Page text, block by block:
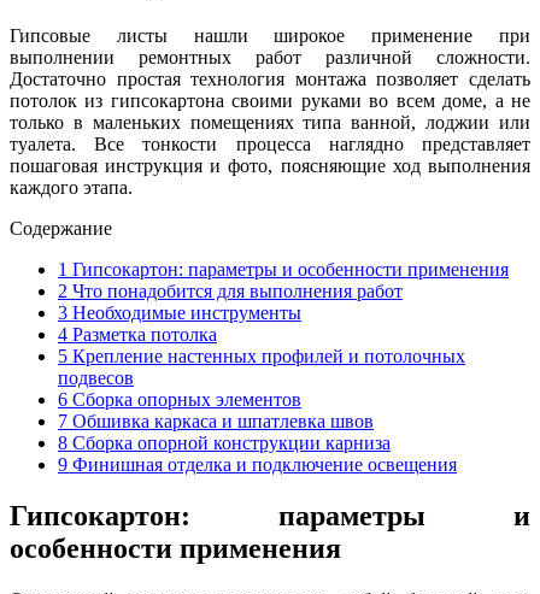
Гипсовые листы нашли широкое применение при
выполнении ремонтных работ различной сложности.
Достаточно простая технология монтажа позволяет сделать
потолок из гипсокартона своими руками во всем доме, а не
только в маленьких помещениях типа ванной, лоджии или
туалета. Все тонкости процесса наглядно представляет
пошаговая инструкция и фото, поясняющие ход выполнения
каждого этапа.
Содержание
1 Гипсокартон: параметры и особенности применения
2 Что понадобится для выполнения работ
3 Необходимые инструменты
4 Разметка потолка
5 Крепление настенных профилей и потолочных
подвесов
6 Сборка опорных элементов
7 Обшивка каркаса и шпатлевка швов
8 Сборка опорной конструкции карниза
9 Финишная отделка и подключение освещения
Гипсокартон: параметры и
особенности применения